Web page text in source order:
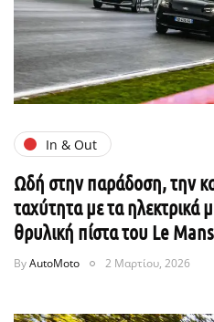
In & Out
Ωδή στην παράδοση, την
ταχύτητα με τα ηλεκτρικά
θρυλική πίστα του Le
ByAutoMoto 2 Μαρτίου, 2026